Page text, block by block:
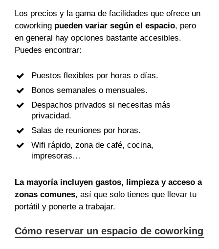
Los precios y la gama de facilidades que ofrece un
coworking pueden variar según el espacio, pero
en general hay opciones bastante accesibles.
Puedes encontrar:
Puestos flexibles por horas o días.
Bonos semanales o mensuales.
Despachos privados si necesitas más
privacidad.
Salas de reuniones por horas.
Wifi rápido, zona de café, cocina,
impresoras…
La mayoría incluyen gastos, limpieza y acceso a
zonas comunes, así que solo tienes que llevar tu
portátil y ponerte a trabajar.
Cómo reservar un espacio de coworking